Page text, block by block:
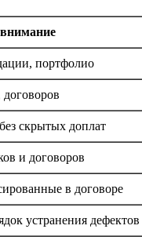
портфолио
скрытых доплат
и договоров
в договоре
устранения дефектов